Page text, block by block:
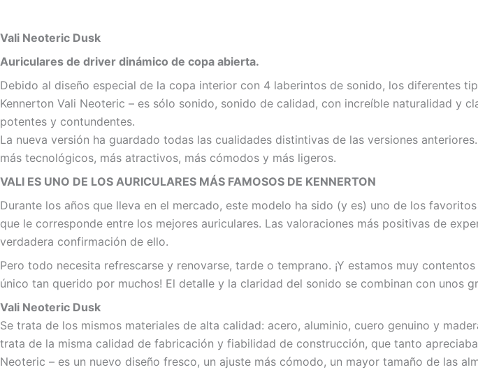
Vali Neoteric Dusk
Auriculares de driver dinámico de copa abierta.
Debido al diseño especial de la copa interior con 4 laberintos de sonido, los diferentes
Kennerton Vali Neoteric – es sólo sonido, sonido de calidad, con increíble naturalidad y
potentes y contundentes.
La nueva versión ha guardado todas las cualidades distintivas de las versiones
más tecnológicos, más atractivos, más cómodos y más ligeros.
VALI ES UNO DE LOS AURICULARES MÁS FAMOSOS DE KENNERTON
Durante los años que lleva en el mercado, este modelo ha sido (y es) uno de los
que le corresponde entre los mejores auriculares. Las valoraciones más positivas de
verdadera confirmación de ello.
Pero todo necesita refrescarse y renovarse, tarde o temprano. ¡Y estamos muy
único tan querido por muchos! El detalle y la claridad del sonido se combinan con unos
Vali Neoteric Dusk
Se trata de los mismos materiales de alta calidad: acero, aluminio, cuero genuino y
trata de la misma calidad de fabricación y fiabilidad de construcción, que tanto
Neoteric – es un nuevo diseño fresco, un ajuste más cómodo, un mayor tamaño de las